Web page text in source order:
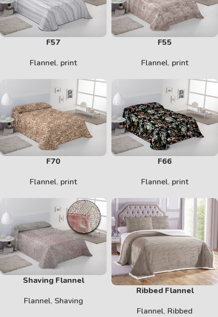
F55
Flannel, print
F57
Flannel, print
F66
Flannel, print
F70
Flannel, print
Ribbed Flannel
Flannel, Ribbed
Shaving Flannel
Flannel, Shaving